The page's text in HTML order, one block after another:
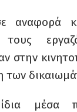
αναφορά
τους
στην
των
μέσα